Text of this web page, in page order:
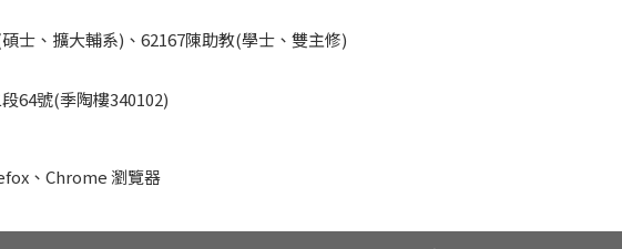
士、擴大輔系)、62167陳助教(學士、雙主修)
64號(季陶樓340102)
、Chrome 瀏覽器